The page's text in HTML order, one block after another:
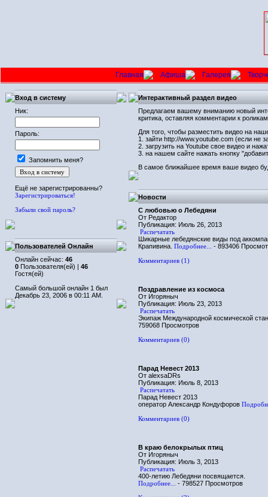
Главная Афиша Галерея
Вход в систему
Ник:
Пароль:
Запомнить меня?
Ещё не зарегистрированны?
Зарегистрироваться!
Забыли свой пароль?
Пользователей Онлайн
Онлайн сейчас: 46
0 Пользователя(ей) | 46
Гостя(ей)
Самый большой онлайн 1 был
Декабрь 23, 2006 в 00:11 AM.
Интерактивный раздел видео
Предлагаем вашему вниманию новый
критика, оставляя комментарии к
Для того, чтобы разместить видео на
1. зайти http://www.youtube.com (если не
2. загрузить на Youtube свое видео и
3. на нашем сайте нажать кнопку
В самое ближайшее время ваше видео
Новости
С любовью о Лебедяни
От Редактор
Публикация: Июль 26, 2013
Распечатать
Шикарные лебедянские виды под
Крапивина. Подробнее...
- 893406
Комментариев (1)
Поздравление из космоса
От Игоряныч
Публикация: Июль 23, 2013
Распечатать
Экипаж Международной космической
759068 Просмотров
Комментариев (0)
Парад Невест 2013
От alexsaDRs
Публикация: Июль 8, 2013
Распечатать
Парад Невест 2013
оператор Александр Кондуфоров
Комментариев (0)
В краю белокрылых птиц
От Игоряныч
Публикация: Июль 3, 2013
Распечатать
400-летию Лебедяни посвящается.
Подробнее...
- 798527 Просмотров